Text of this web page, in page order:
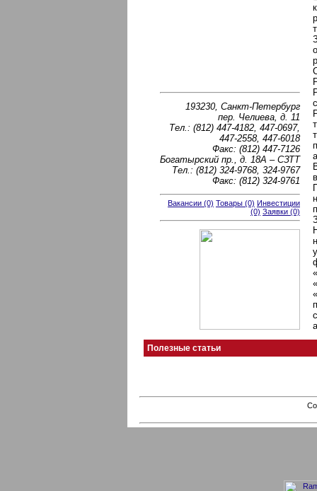
193230, Санкт-Петербург
пер. Челиева, д. 11
Тел.: (812) 447-4182, 447-0697,
447-2558, 447-6018
Факс: (812) 447-7126
Богатырский пр., д. 18А – СЗТТ
Тел.: (812) 324-9768, 324-9767
Факс: (812) 324-9761
Вакансии (0) Товары (0) Инвестиции
(0) Заявки (0)
Полезные статьи